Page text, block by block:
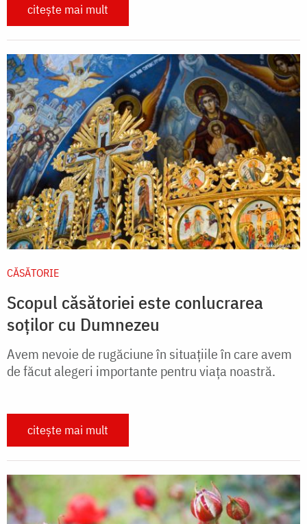
citește mai mult
CĂSĂTORIE
Scopul căsătoriei este conlucrarea
soților cu Dumnezeu
Avem nevoie de rugăciune în situațiile în care avem
de făcut alegeri importante pentru viața noastră.
citește mai mult